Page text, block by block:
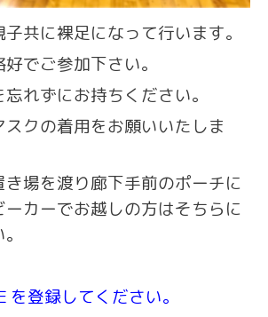
共に裸足になって行います。
でご参加下さい。
れずにお持ちください。
クの着用をお願いいたしま
場を渡り廊下手前のポーチに
カーでお越しの方はそちらに
を登録してください。